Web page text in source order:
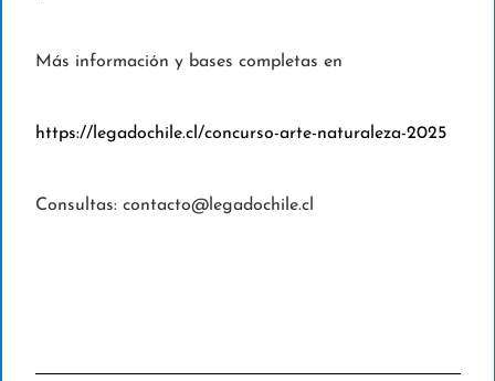
Más información y bases completas en
https://legadochile.cl/concurso-arte-naturaleza-2025
Consultas: contacto@legadochile.cl